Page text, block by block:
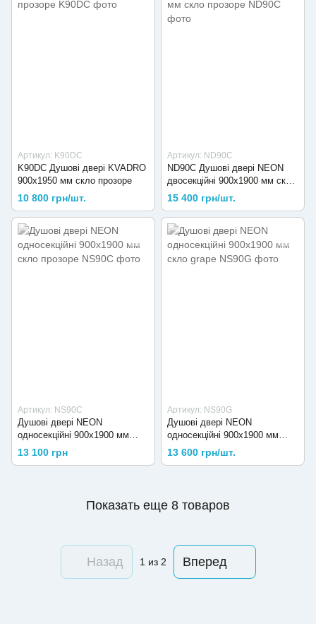
Артикул: K90DC
K90DC Душові двері KVADRO
900х1950 мм скло прозоре
10 800 грн/шт.
Артикул: ND90C
ND90C Душові двері NEON
двосекційні 900x1900 мм скло
прозоре
15 400 грн/шт.
Артикул: NS90C
Душові двері NEON
односекційні 900x1900 мм
скло прозоре
13 100 грн
Артикул: NS90G
Душові двері NEON
односекційні 900x1900 мм
скло grape
13 600 грн/шт.
Показать еще 8 товаров
Назад 1из 2 Вперед